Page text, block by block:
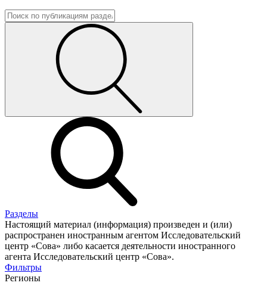
Разделы
Настоящий материал (информация) произведен и (или)
распространен иностранным агентом Исследовательский
центр «Сова» либо касается деятельности иностранного
агента Исследовательский центр «Сова».
Фильтры
Регионы